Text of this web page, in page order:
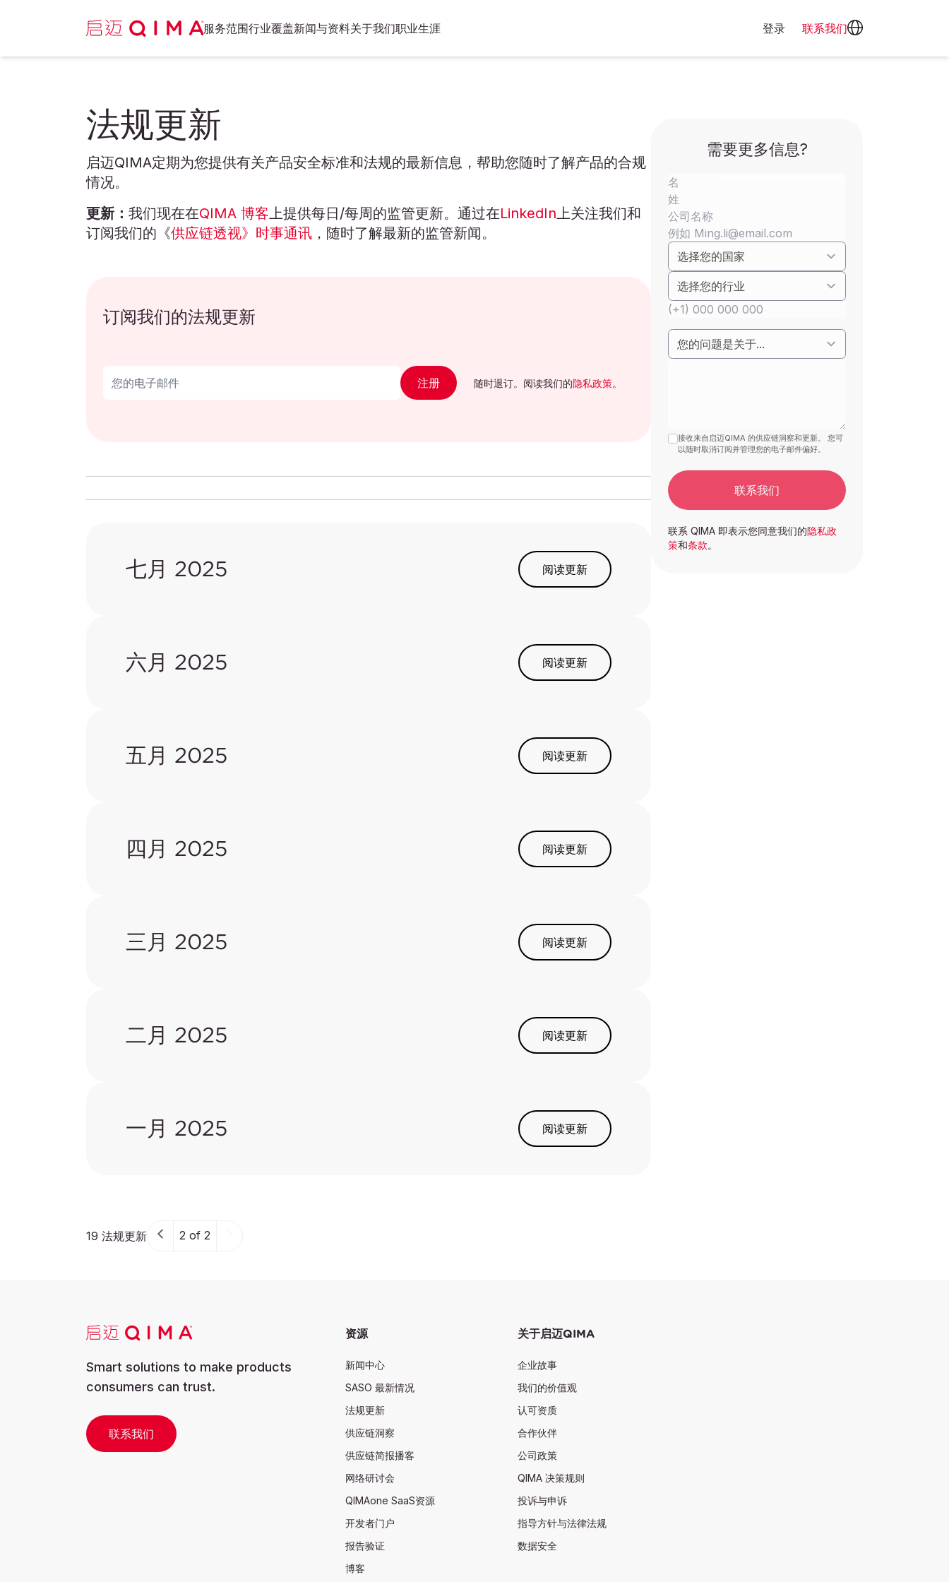
服务范围行业覆盖新闻与资料关于我们职业生涯 登录 联系我们
法规更新
启迈QIMA定期为您提供有关产品安全标准和法规的最新信息，帮助您随时了解产品的合规
情况。
更新： 我们现在在QIMA 博客上提供每日/每周的监管更新。通过在LinkedIn上关注我们和
订阅我们的《供应链透视》时事通讯 ，随时了解最新的监管新闻。
订阅我们的法规更新
注册 随时退订。阅读我们的隐私政策。
七月 2025 阅读更新
六月 2025 阅读更新
五月 2025 阅读更新
四月 2025 阅读更新
三月 2025 阅读更新
二月 2025 阅读更新
一月 2025 阅读更新
19 法规更新 2 of 2
需要更多信息?
接收来自启迈QIMA 的供应链洞察和更新。 您可
以随时取消订阅并管理您的电子邮件偏好。
联系我们
联系 QIMA 即表示您同意我们的隐私政
策和条款。
Smart solutions to make products
consumers can trust.
联系我们
资源
新闻中心
SASO 最新情况
法规更新
供应链洞察
供应链简报播客
网络研讨会
QIMAone SaaS资源
开发者门户
报告验证
博客
关于启迈QIMA
企业故事
我们的价值观
认可资质
合作伙伴
公司政策
QIMA 决策规则
投诉与申诉
指导方针与法律法规
数据安全